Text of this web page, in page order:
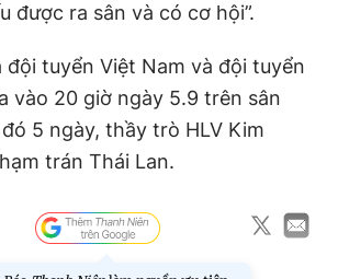
được ra sân và có cơ hội”.
đội tuyển Việt Nam và đội tuyển
vào 20 giờ ngày 5.9 trên sân
5 ngày, thầy trò HLV Kim
trán Thái Lan.